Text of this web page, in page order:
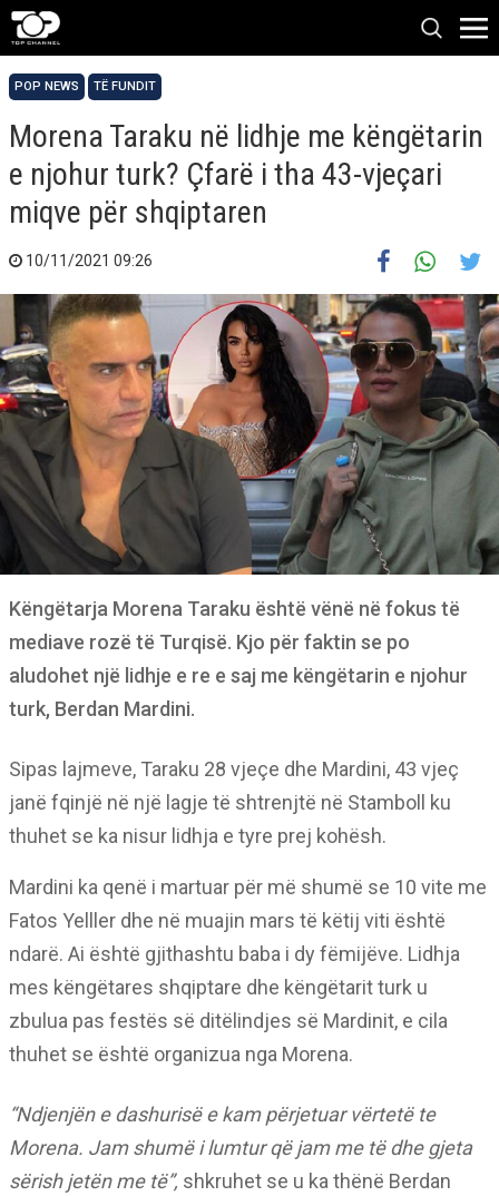
POP NEWS TË FUNDIT
Morena Taraku në lidhje me këngëtarin
e njohur turk? Çfarë i tha 43-vjeçari
miqve për shqiptaren
10/11/2021 09:26
Këngëtarja Morena Taraku është vënë në fokus të
mediave rozë të Turqisë. Kjo për faktin se po
aludohet një lidhje e re e saj me këngëtarin e njohur
turk, Berdan Mardini.
Sipas lajmeve, Taraku 28 vjeçe dhe Mardini, 43 vjeç
janë fqinjë në një lagje të shtrenjtë në Stamboll ku
thuhet se ka nisur lidhja e tyre prej kohësh.
Mardini ka qenë i martuar për më shumë se 10 vite me
Fatos Yelller dhe në muajin mars të këtij viti është
ndarë. Ai është gjithashtu baba i dy fëmijëve. Lidhja
mes këngëtares shqiptare dhe këngëtarit turk u
zbulua pas festës së ditëlindjes së Mardinit, e cila
thuhet se është organizua nga Morena.
“Ndjenjën e dashurisë e kam përjetuar vërtetë te
Morena. Jam shumë i lumtur që jam me të dhe gjeta
sërish jetën me të”, shkruhet se u ka thënë Berdan